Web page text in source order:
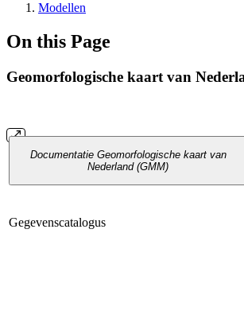
Modellen
On this Page
Geomorfologische kaart van
Documentatie Geomorfologische kaart van
Nederland (GMM)
Gegevenscatalogus